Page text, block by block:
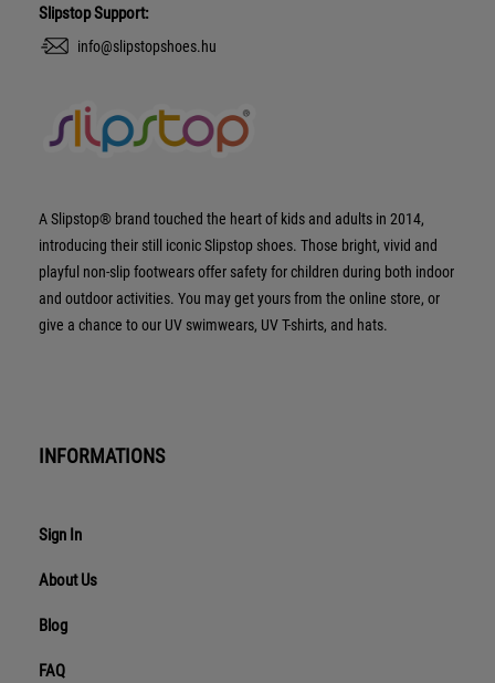
Slipstop Support:
info@slipstopshoes.hu
A Slipstop® brand touched the heart of kids and adults in 2014,
introducing their still iconic Slipstop shoes. Those bright, vivid and
playful non-slip footwears offer safety for children during both indoor
and outdoor activities. You may get yours from the online store, or
give a chance to our UV swimwears, UV T-shirts, and hats.
INFORMATIONS
Sign In
About Us
Blog
FAQ